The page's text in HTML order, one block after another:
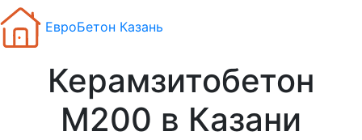
ЕвроБетон Казань
Керамзитобетон
М200 в Казани